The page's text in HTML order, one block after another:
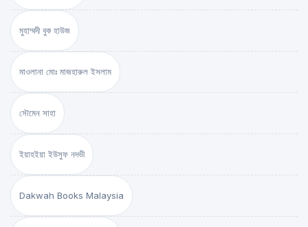
মুহাম্মদী বুক হাউজ
মাওলানা মোঃ মাজহারুল ইসলাম
সৌমেন সাহা
ইয়াহইয়া ইউসুফ নদভী
Dakwah Books Malaysia